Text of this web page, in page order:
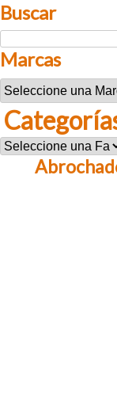
Buscar
Marcas